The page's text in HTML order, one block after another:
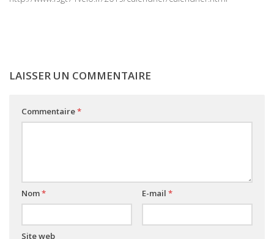
LAISSER UN COMMENTAIRE
Commentaire*
Nom* E-mail *
Site web